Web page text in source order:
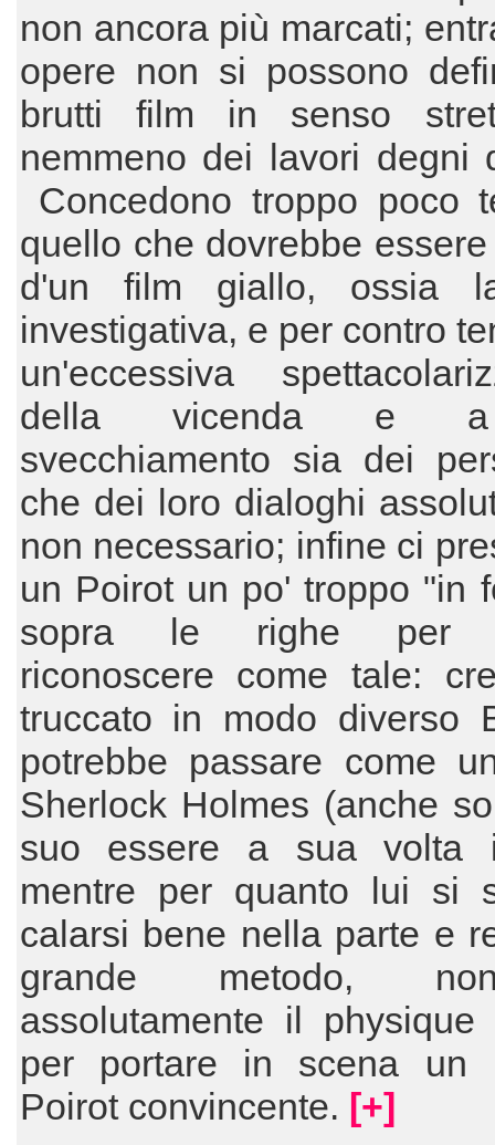
non ancora più marcati;
opere non si possono
brutti film in senso
nemmeno dei lavori degni
Concedono troppo poco
quello che dovrebbe
d'un film giallo, ossia
investigativa, e per contro
un'eccessiva
della vicenda e
svecchiamento sia dei
che dei loro dialoghi
non necessario; infine ci
un Poirot un po' troppo "in
sopra le righe per
riconoscere come tale:
truccato in modo diverso
potrebbe passare come
Sherlock Holmes (anche
suo essere a sua volta
mentre per quanto lui si
calarsi bene nella parte e
grande metodo,
assolutamente il
per portare in scena un
Poirot convincente. [+]